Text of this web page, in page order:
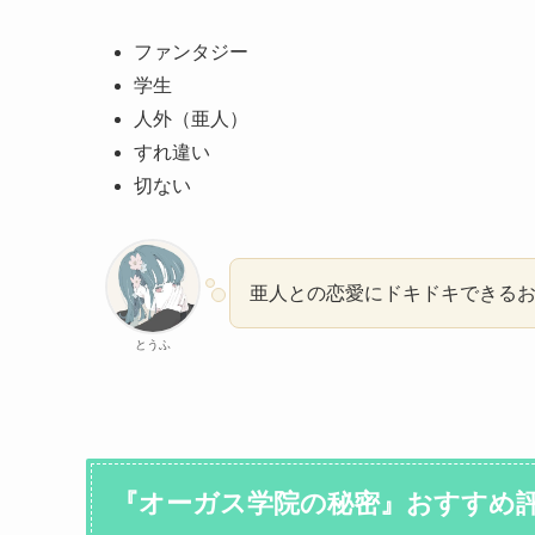
ファンタジー
学生
人外（亜人）
すれ違い
切ない
とうふ
亜人との恋愛にドキドキできる
『オーガス学院の秘密』おすすめ